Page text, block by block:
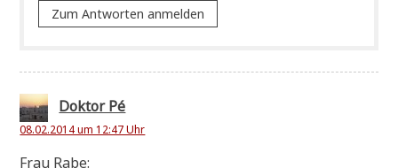
Zum Antworten anmelden
Doktor Pé
08.02.2014 um 12:47 Uhr
Frau Rabe: